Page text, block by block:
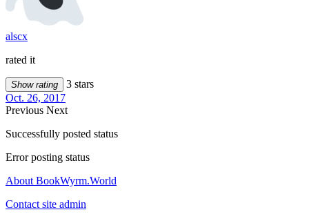
alscx
rated it
Show rating
3 stars
Oct. 26, 2017
Previous Next
Successfully posted status
Error posting status
About BookWyrm.World
Contact site admin